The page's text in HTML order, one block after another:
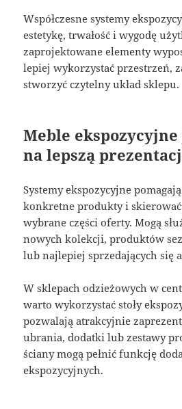
Współczesne systemy
estetykę, trwałość i wygodę
zaprojektowane elementy
lepiej wykorzystać przestrzeń,
stworzyć czytelny układ sklepu.
Meble ekspozycyjne
na lepszą
Systemy ekspozycyjne
konkretne produkty i
wybrane części oferty. Mogą
nowych kolekcji, produktów
lub najlepiej sprzedających się
W sklepach odzieżowych w
warto wykorzystać stoły
pozwalają atrakcyjnie
ubrania, dodatki lub zestawy
ściany mogą pełnić funkcję
ekspozycyjnych.